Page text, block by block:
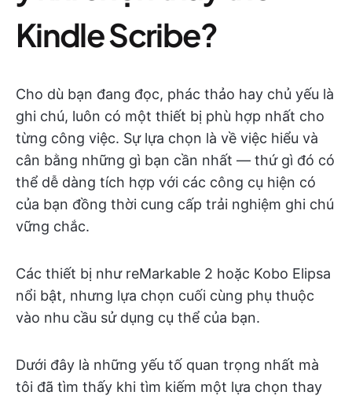
Kindle Scribe?
Cho dù bạn đang đọc, phác thảo hay chủ yếu là
ghi chú, luôn có một thiết bị phù hợp nhất cho
từng công việc. Sự lựa chọn là về việc hiểu và
cân bằng những gì bạn cần nhất — thứ gì đó có
thể dễ dàng tích hợp với các công cụ hiện có
của bạn đồng thời cung cấp trải nghiệm ghi chú
vững chắc.
Các thiết bị như reMarkable 2 hoặc Kobo Elipsa
nổi bật, nhưng lựa chọn cuối cùng phụ thuộc
vào nhu cầu sử dụng cụ thể của bạn.
Dưới đây là những yếu tố quan trọng nhất mà
tôi đã tìm thấy khi tìm kiếm một lựa chọn thay